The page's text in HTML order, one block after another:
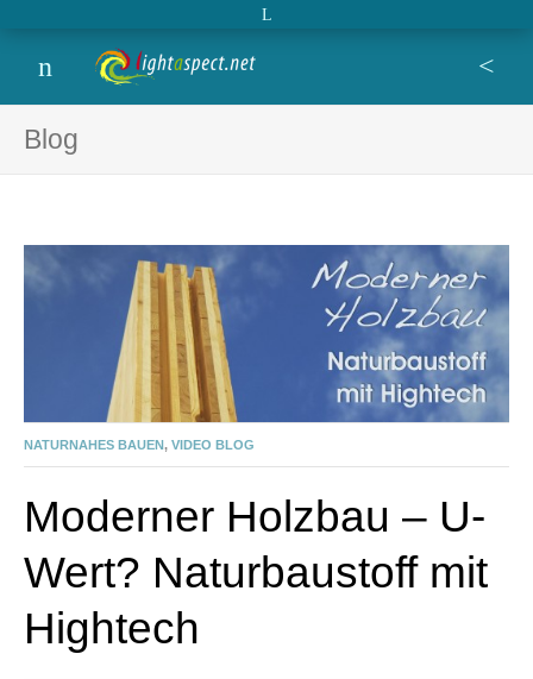
Menu
Blog
NATURNAHES BAUEN, VIDEO BLOG
Moderner Holzbau – U-
Wert? Naturbaustoff mit
Hightech